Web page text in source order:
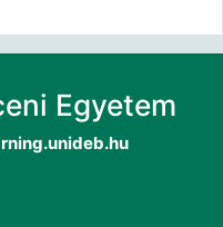
Egyetem